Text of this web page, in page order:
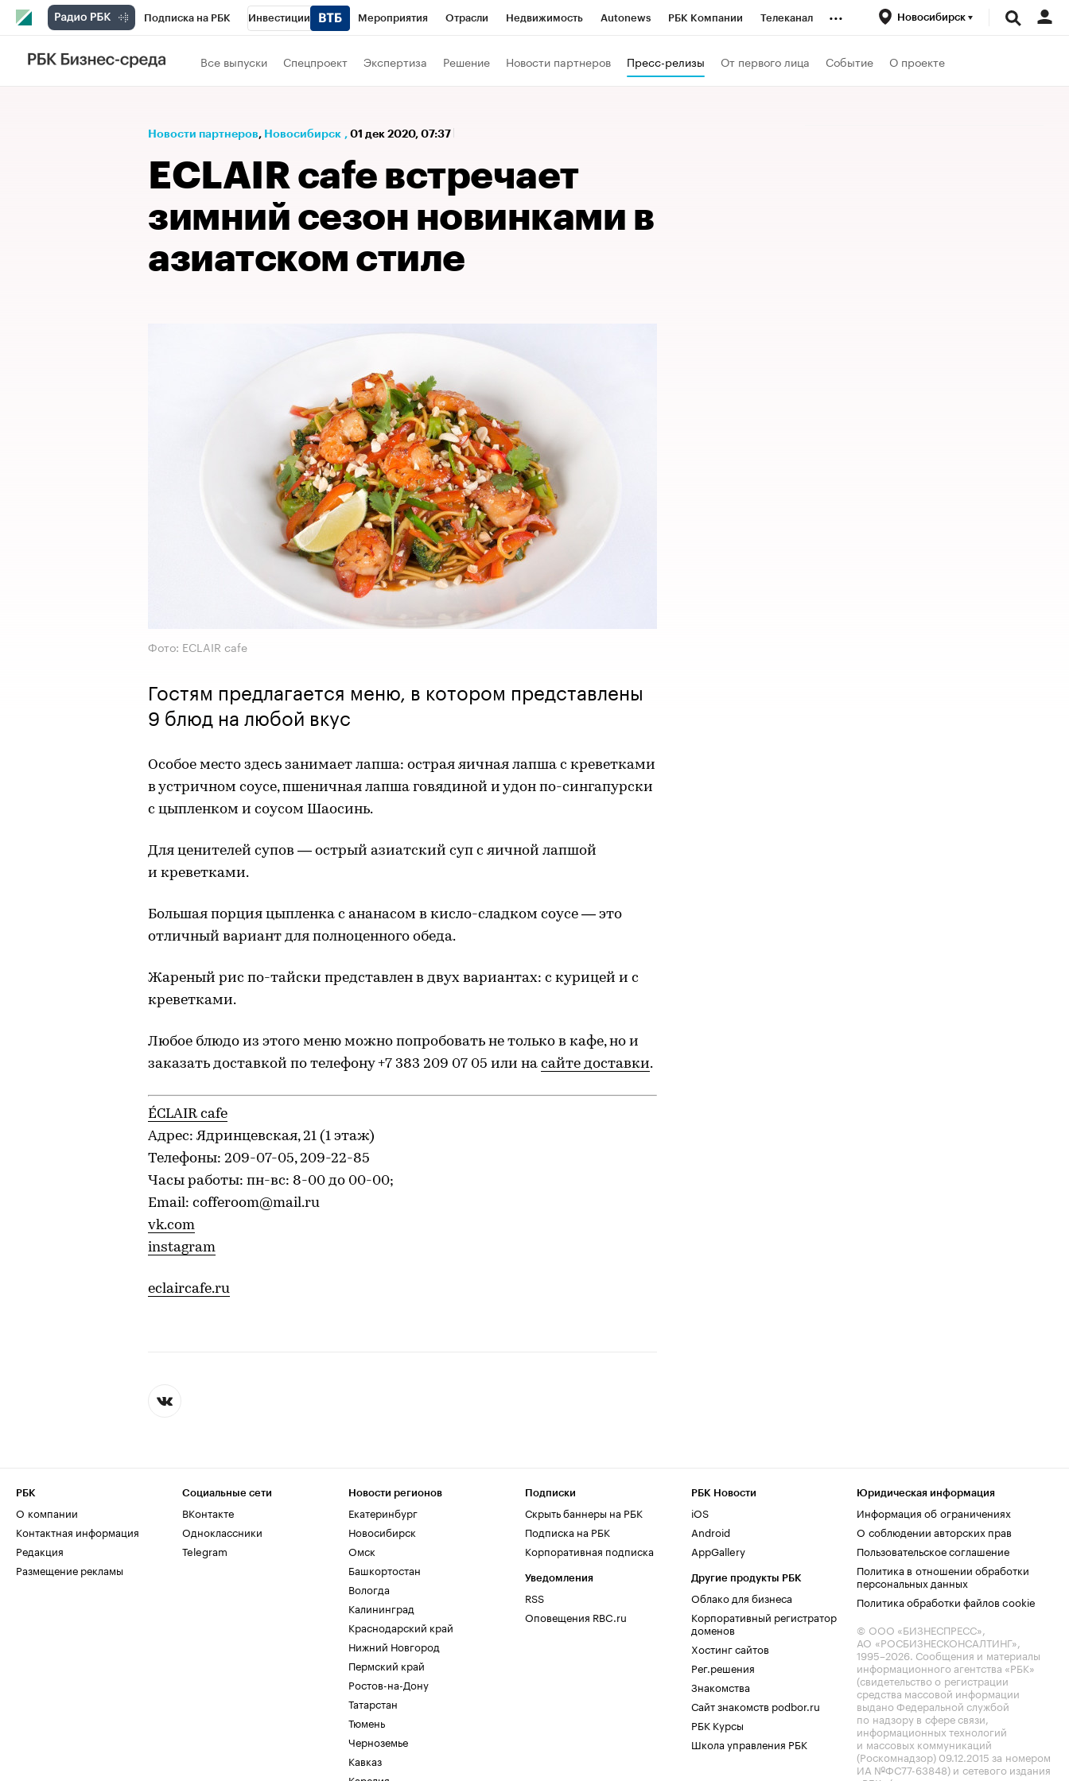
Подписка на РБК Инвестиции Мероприятия Отрасли Недвижимость Autonews РБК Компании Телеканал
РБК Вино
Проверка контрагентов Политика Экономика
... Новосибирск
Все выпуски Спецпроект Экспертиза Решение Новости партнеров Пресс-релизы От первого лица Событие О проекте
Новости партнеров⁠, Новосибирск , 01 дек 2020, 07:37
ECLAIR cafe встречает
зимний сезон новинками в
азиатском стиле
Фото: ECLAIR cafe
Гостям предлагается меню, в котором представлены
9 блюд на любой вкус
Особое место здесь занимает лапша: острая яичная лапша с креветками
в устричном соусе, пшеничная лапша говядиной и удон по-сингапурски
с цыпленком и соусом Шаосинь.
Для ценителей супов — острый азиатский суп с яичной лапшой
и креветками.
Большая порция цыпленка с ананасом в кисло-сладком соусе — это
отличный вариант для полноценного обеда.
Жареный рис по-тайски представлен в двух вариантах: с курицей и с
креветками.
Любое блюдо из этого меню можно попробовать не только в кафе, но и
заказать доставкой по телефону +7 383 209 07 05 или на сайте доставки.
ÉCLAIR cafe
Адрес: Ядринцевская, 21 (1 этаж)
Телефоны: 209-07-05, 209-22-85
Часы работы: пн-вс: 8-00 до 00-00;
Email: cofferoom@mail.ru
vk.com
instagram
eclaircafe.ru
РБК
О компании
Контактная информация
Редакция
Размещение рекламы
Социальные сети
ВКонтакте
Одноклассники
Telegram
Новости регионов
Екатеринбург
Новосибирск
Омск
Башкортостан
Вологда
Калининград
Краснодарский край
Нижний Новгород
Пермский край
Ростов-на-Дону
Татарстан
Тюмень
Черноземье
Кавказ
Подписки
Скрыть баннеры на РБК
Подписка на РБК
Корпоративная подписка
Уведомления
RSS
Оповещения RBC.ru
РБК Новости
iOS
Android
AppGallery
Другие продукты РБК
Облако для бизнеса
Корпоративный регистратор
доменов
Хостинг сайтов
Рег.решения
Знакомства
Сайт знакомств podbor.ru
РБК Курсы
Школа управления РБК
Юридическая информация
Информация об ограничениях
О соблюдении авторских прав
Пользовательское соглашение
Политика в отношении обработки
персональных данных
Политика обработки файлов cookie
© ООО «БИЗНЕСПРЕСС»,
АО «РОСБИЗНЕСКОНСАЛТИНГ»,
1995–2026. Сообщения и материалы
информационного агентства «РБК»
(свидетельство о регистрации
средства массовой информации
выдано Федеральной службой
по надзору в сфере связи,
информационных технологий
и массовых коммуникаций
(Роскомнадзор) 09.12.2015 за номером
ИА №ФС77-63848) и сетевого издания